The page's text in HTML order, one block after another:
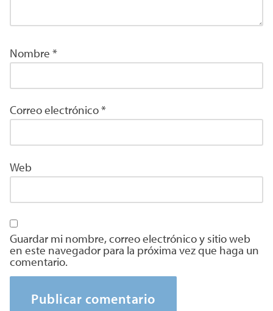
Nombre *
Correo electrónico*
Web
Guardar mi nombre, correo electrónico y sitio web
en este navegador para la próxima vez que haga un
comentario.